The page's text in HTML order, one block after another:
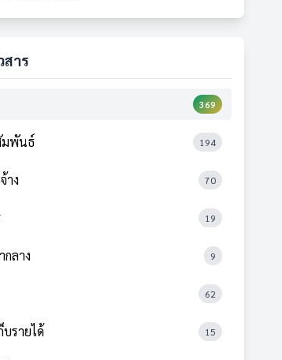
สาร
369
มพันธ์ 194
าง 70
19
กลาง 9
62
บรายได้ 15